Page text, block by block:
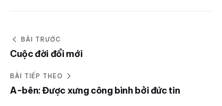
BÀI TRƯỚC
Cuộc đời đổi mới
BÀI TIẾP THEO
A-bên: Được xưng công bình bởi đức tin